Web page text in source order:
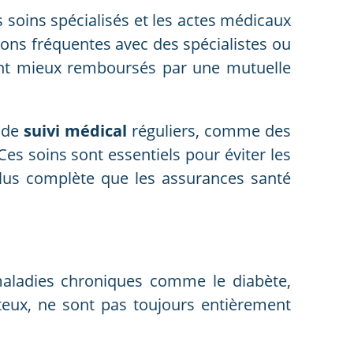
soins spécialisés et les actes médicaux
fréquentes avec des spécialistes ou
mieux remboursés par une mutuelle
suivi médical réguliers, comme des
soins sont essentiels pour éviter les
complète que les assurances santé
chroniques comme le diabète,
ne sont pas toujours entièrement